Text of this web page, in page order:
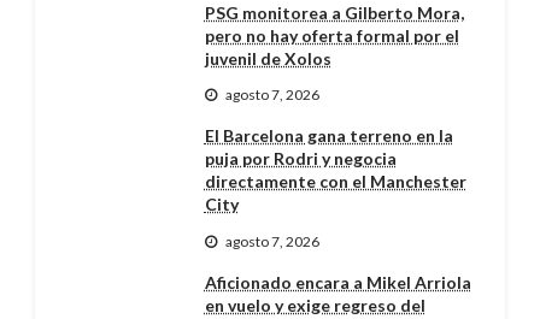
PSG monitorea a Gilberto Mora,
pero no hay oferta formal por el
juvenil de Xolos
agosto 7, 2026
El Barcelona gana terreno en la
puja por Rodri y negocia
directamente con el Manchester
City
agosto 7, 2026
Aficionado encara a Mikel Arriola
en vuelo y exige regreso del